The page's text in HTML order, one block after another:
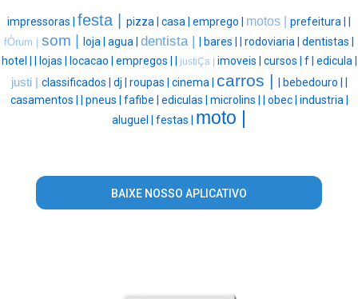
impressoras | festa | pizza | casa | emprego | motos | prefeitura | |
fÓrum | som | loja | agua | dentista | | bares | | rodoviaria | dentistas |
hotel | | lojas | locacao | empregos | | justiÇa | imoveis | cursos | f | edicula |
justi | classificados | dj | roupas | cinema | carros | | bebedouro | |
casamentos | | pneus | fafibe | ediculas | microlins | | obec | industria |
aluguel | festas | moto |
BAIXE NOSSO APLICATIVO